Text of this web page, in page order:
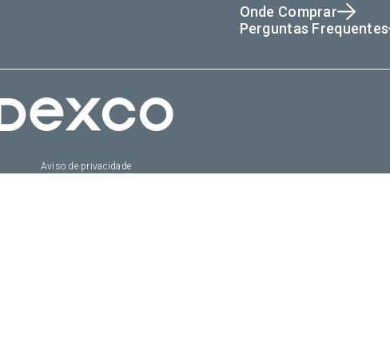
Onde Comprar
Perguntas Frequentes
Aviso de privacidade